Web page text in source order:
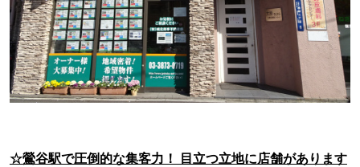
☆鶯谷駅で圧倒的な集客力！ 目立つ立地に店舗があります